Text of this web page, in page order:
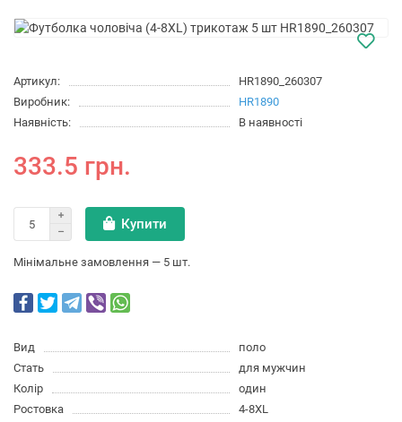
Артикул:
HR1890_260307
Виробник:
HR1890
Наявність:
В наявності
333.5 грн.
Купити
Мінімальне замовлення — 5 шт.
Вид
поло
Стать
для мужчин
Колір
один
Ростовка
4-8XL